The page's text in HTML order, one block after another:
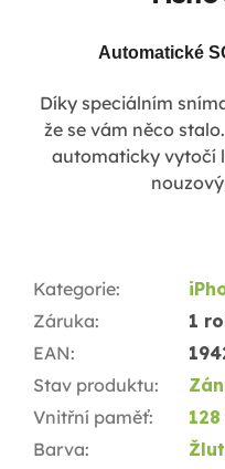
Automatické
Díky speciálním
že se vám něco
automaticky vytočí
Kategorie:
Záruka:
1
EAN:
Stav produktu:
Vnitřní paměť:
128
Barva: